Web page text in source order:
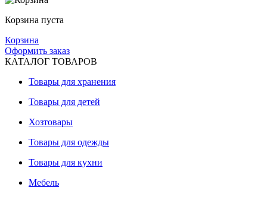
Корзина пуста
Корзина
Оформить заказ
КАТАЛОГ ТОВАРОВ
Товары для хранения
Товары для детей
Хозтовары
Товары для одежды
Товары для кухни
Мебель